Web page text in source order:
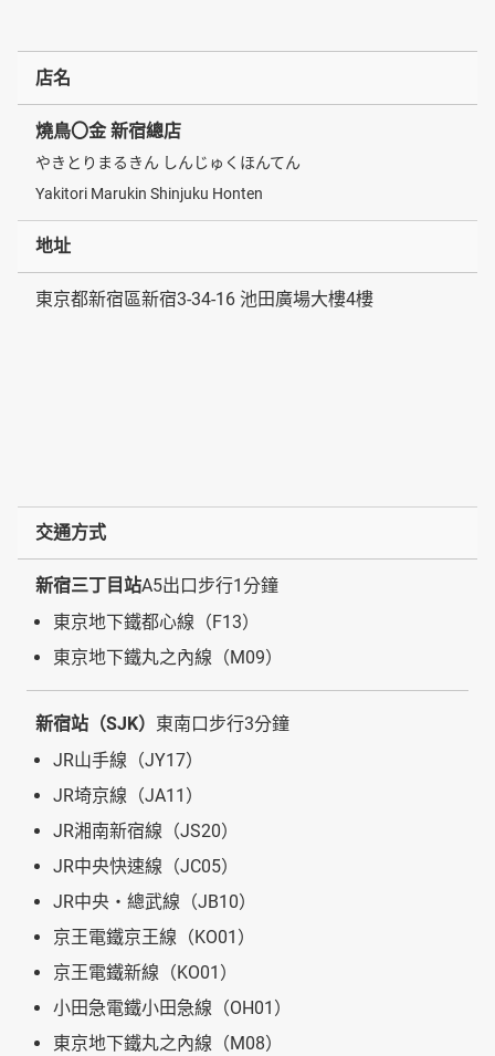
店名
燒鳥〇金 新宿總店
やきとりまるきん しんじゅくほんてん
Yakitori Marukin Shinjuku Honten
地址
東京都新宿區新宿3-34-16 池田廣場大樓4樓
交通方式
新宿三丁目站A5出口步行1分鐘
東京地下鐵都心線（F13）
東京地下鐵丸之內線（M09）
新宿站（SJK） 東南口步行3分鐘
JR山手線（JY17）
JR埼京線（JA11）
JR湘南新宿線（JS20）
JR中央快速線（JC05）
JR中央・總武線（JB10）
京王電鐵京王線（KO01）
京王電鐵新線（KO01）
小田急電鐵小田急線（OH01）
東京地下鐵丸之內線（M08）